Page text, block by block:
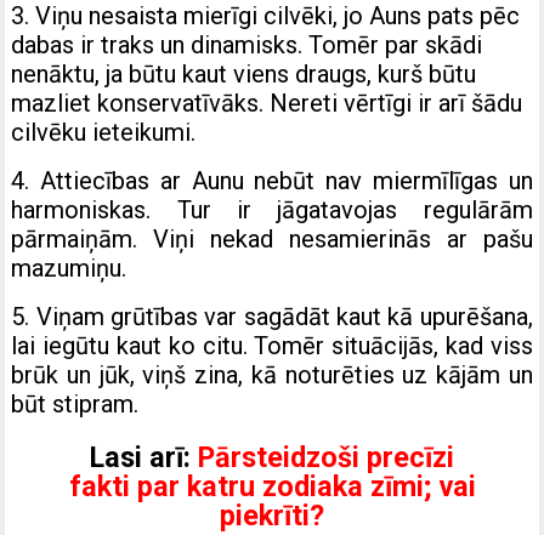
3. Viņu nesaista mierīgi cilvēki, jo Auns pats pēc
dabas ir traks un dinamisks. Tomēr par skādi
nenāktu, ja būtu kaut viens draugs, kurš būtu
mazliet konservatīvāks. Nereti vērtīgi ir arī šādu
cilvēku ieteikumi.
4. Attiecības ar Aunu nebūt nav miermīlīgas un
harmoniskas. Tur ir jāgatavojas regulārām
pārmaiņām. Viņi nekad nesamierinās ar pašu
mazumiņu.
5. Viņam grūtības var sagādāt kaut kā upurēšana,
lai iegūtu kaut ko citu. Tomēr situācijās, kad viss
brūk un jūk, viņš zina, kā noturēties uz kājām un
būt stipram.
Lasi arī: Pārsteidzoši precīzi
fakti par katru zodiaka zīmi; vai
piekrīti?